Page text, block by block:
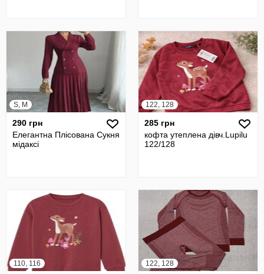
S, M
290 грн
Елегантна Плісована Сукня
мідаксі
122, 128
285 грн
кофта утеплена дівч.Lupilu
122/128
110, 116 122, 128